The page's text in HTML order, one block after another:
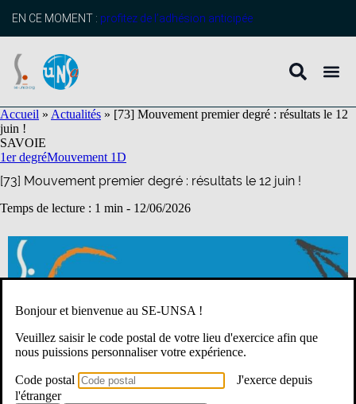
principal
EN CE MOMENT : profitez de l’adhésion anticipée
Accueil » Actualités » [73] Mouvement premier degré : résultats le 12
juin !
SAVOIE
1er degréMouvement 1D
[73] Mouvement premier degré : résultats le 12 juin !
Temps de lecture : 1 min - 12/06/2026
Bonjour et bienvenue au SE-UNSA !
Veuillez saisir le code postal de votre lieu d'exercice afin que
nous puissions personnaliser votre expérience.
Code postal
J'exerce depuis
l'étranger